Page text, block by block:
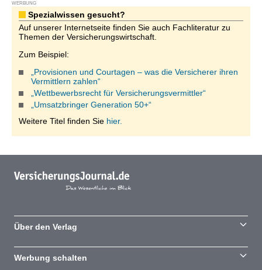
WERBUNG
Spezialwissen gesucht?
Auf unserer Internetseite finden Sie auch Fachliteratur zu
Themen der Versicherungswirtschaft.
Zum Beispiel:
„Provisionen und Courtagen – was die Versicherer ihren
Vermittlern zahlen“
„Wettbewerbsrecht für Versicherungsvermittler“
„Umsatzbringer Generation 50+“
Weitere Titel finden Sie hier.
Über den Verlag
Werbung schalten